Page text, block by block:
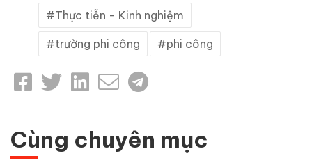
Thực tiễn - Kinh nghiệm
trường phi công phi công
Cùng chuyên mục